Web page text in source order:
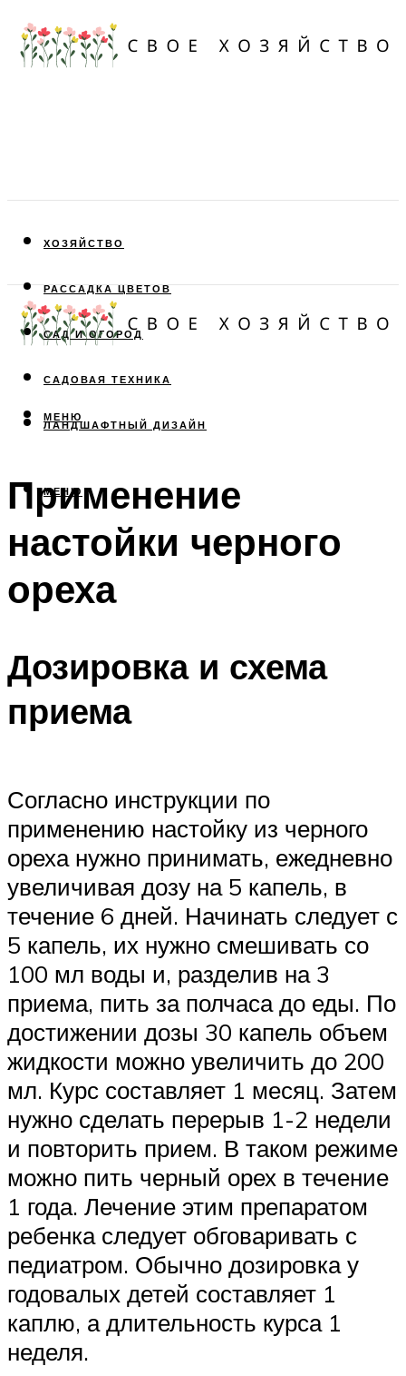
ХОЗЯЙСТВО
РАССАДКА ЦВЕТОВ
САД И ОГОРОД
САДОВАЯ ТЕХНИКА
ЛАНДШАФТНЫЙ ДИЗАЙН
МЕНЮ
МЕНЮ
Применение
настойки черного
ореха
Дозировка и схема
приема
Согласно инструкции по
применению настойку из черного
ореха нужно принимать, ежедневно
увеличивая дозу на 5 капель, в
течение 6 дней. Начинать следует с
5 капель, их нужно смешивать со
100 мл воды и, разделив на 3
приема, пить за полчаса до еды. По
достижении дозы 30 капель объем
жидкости можно увеличить до 200
мл. Курс составляет 1 месяц. Затем
нужно сделать перерыв 1-2 недели
и повторить прием. В таком режиме
можно пить черный орех в течение
1 года. Лечение этим препаратом
ребенка следует обговаривать с
педиатром. Обычно дозировка у
годовалых детей составляет 1
каплю, а длительность курса 1
неделя.